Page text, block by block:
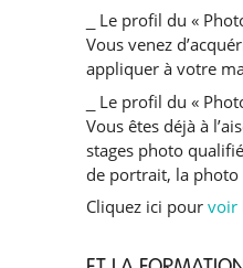
_ Le profil du «
Vous venez
appliquer à votre
_ Le profil du «
Vous êtes déjà à
stages photo
de portrait, la photo
Cliquez ici pourvoir